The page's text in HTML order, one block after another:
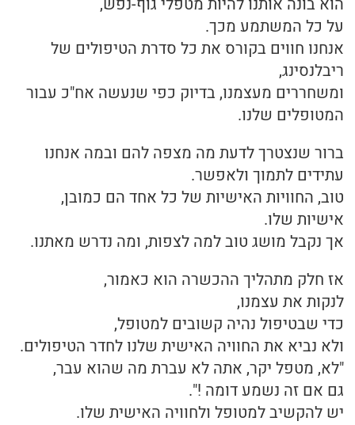
על כל המשתמע מכך.
אנחנו חווים בקורס את כל סדרת הטיפולים של
ריבלנסינג,
ומשחררים מעצמנו, בדיוק כפי שנעשה אח"כ עבור
המטופלים שלנו.
ברור שנצטרך לדעת מה מצפה להם ובמה אנחנו
עתידים לתמוך ולאפשר.
טוב, החוויות האישיות של כל אחד הם כמובן,
אישיות שלו.
אך נקבל מושג טוב למה לצפות, ומה נדרש מאתנו.
אז חלק מתהליך ההכשרה הוא כאמור,
לנקות את עצמנו,
כדי שבטיפול נהיה קשובים למטופל,
ולא נביא את החוויה האישית שלנו לחדר הטיפולים.
"לא, מטפל יקר, אתה לא עברת מה שהוא עבר,
גם אם זה נשמע דומה !".
יש להקשיב למטופל ולחוויה האישית שלו.